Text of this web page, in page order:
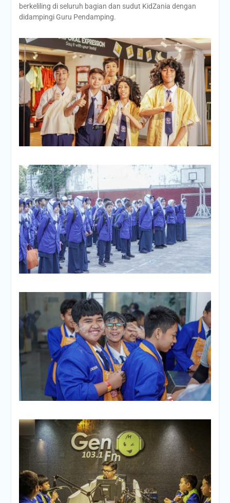
berkeliling di seluruh bagian dan sudut KidZania dengan
didampingi Guru Pendamping.